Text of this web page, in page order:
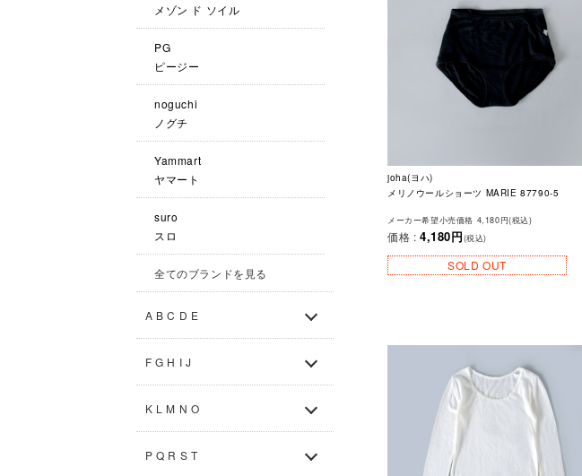
メゾン ド ソイル
PG
ピージー
noguchi
ノグチ
Yammart
ヤマート
suro
スロ
全てのブランドを見る
A B C D E
F G H I J
K L M N O
P Q R S T
joha(ヨハ)
メリノウールショーツ MARIE 87790-5
メーカー希望小売価格 4,180円(税込)
価格 : 4,180円(税込)
SOLD OUT